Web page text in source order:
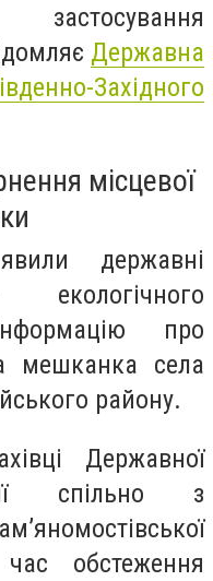
Державна
Західного
місцевої
державні
про
мешканка села
району.
Державної
спільно з
обстеження